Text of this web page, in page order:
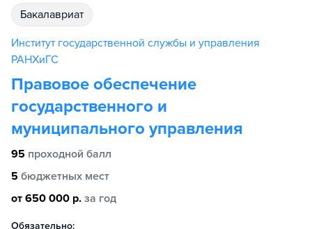
бакалавриат
Институт государственной службы и управления
РАНХиГС
Правовое обеспечение
государственного и
муниципального управления
95 проходной балл
5 бюджетных мест
от 650 000 р. за год
Обязательно: